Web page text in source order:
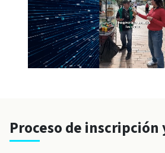
Proceso de inscripción